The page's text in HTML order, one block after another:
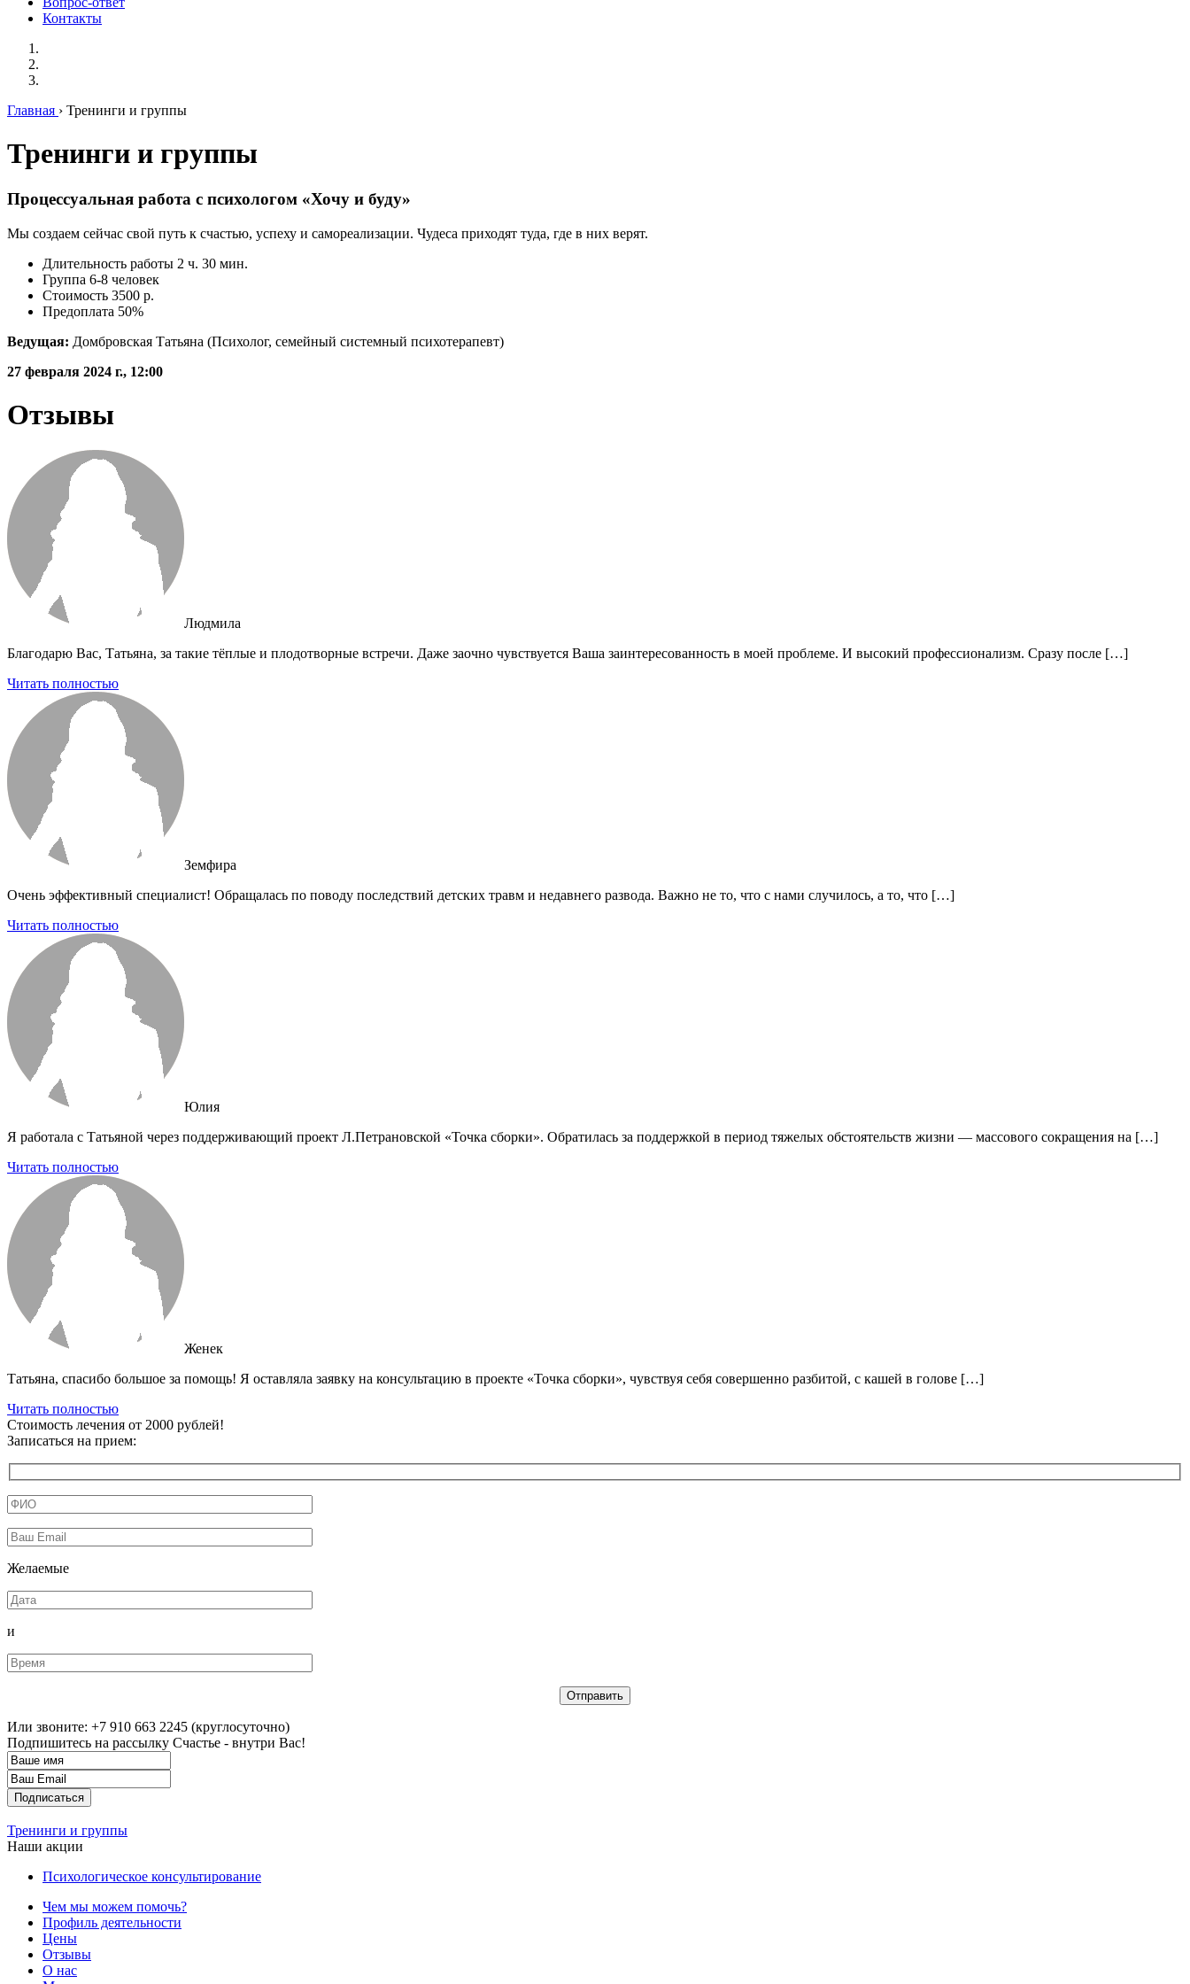
Контакты
Главная › Тренинги и группы
Тренинги и группы
Процессуальная работа с психологом «Хочу и буду»
Мы создаем сейчас свой путь к счастью, успеху и самореализации. Чудеса приходят туда, где в них верят.
Длительность работы 2 ч. 30 мин.
Группа 6-8 человек
Стоимость 3500 р.
Предоплата 50%
Ведущая: Домбровская Татьяна (Психолог, семейный системный психотерапевт)
27 февраля 2024 г., 12:00
Отзывы
Людмила
Благодарю Вас, Татьяна, за такие тёплые и плодотворные встречи. Даже заочно чувствуется Ваша заинтересованность в моей проблеме. И высокий профессионализм. Сразу после […]
Читать полностью
Земфира
Очень эффективный специалист! Обращалась по поводу последствий детских травм и недавнего развода. Важно не то, что с нами случилось, а то, что […]
Читать полностью
Юлия
Я работала с Татьяной через поддерживающий проект Л.Петрановской «Точка сборки». Обратилась за поддержкой в период тяжелых обстоятельств жизни — массового сокращения на […]
Читать полностью
Женек
Татьяна, спасибо большое за помощь! Я оставляла заявку на консультацию в проекте «Точка сборки», чувствуя себя совершенно разбитой, с кашей в голове […]
Читать полностью
Стоимость лечения от 2000 рублей!
Записаться на прием:
Желаемые
и
Или звоните: +7 910 663 2245 (круглосуточно)
Подпишитесь на рассылку Счастье - внутри Вас!
Тренинги и группы
Наши акции
Психологическое консультирование
Чем мы можем помочь?
Профиль деятельности
Цены
Отзывы
О нас